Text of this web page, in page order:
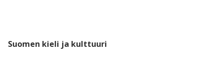
Suomen kieli ja kulttuuri